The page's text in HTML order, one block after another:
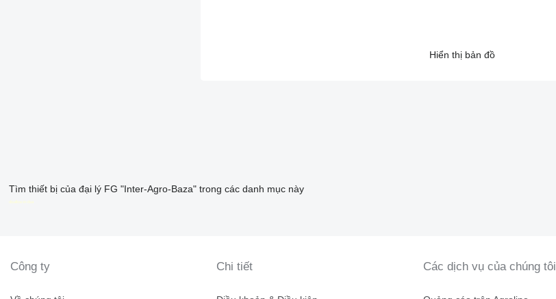
Hiển thị bản đồ
Tìm thiết bị của đại lý FG "Inter-Agro-Baza" trong các danh mục này
disallow-in-dsa
Công ty Chi tiết Các dịch vụ của chúng tôi